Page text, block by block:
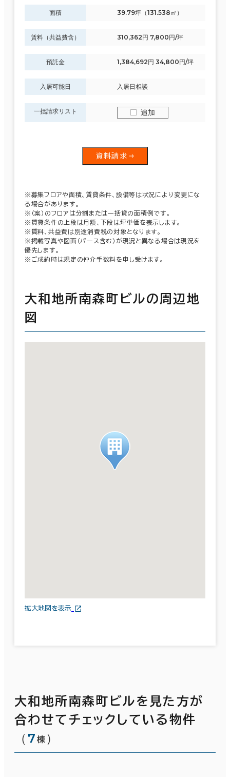
面積 39.79坪（131.538㎡）
賃料（共益費含） 310,362円 7,800円/坪
預託金 1,384,692円 34,800円/坪
入居可能日 入居日相談
一括請求リスト 追加
資料請求
※募集フロアや面積、賃貸条件、設備等は状況により変更にな
る場合があります。
※（案）のフロアは分割または一括貸の面積例です。
※賃貸条件の上段は月額、下段は坪単価を表示します。
※賃料、共益費は別途消費税の対象となります。
※掲載写真や図面（パース含む）が現況と異なる場合は現況を
優先します。
※ご成約時は規定の仲介手数料を申し受けます。
大和地所南森町ビルの周辺地
図
拡大地図を表示
大和地所南森町ビルを見た方が
合わせてチェックしている物件
（ 7 棟 ）